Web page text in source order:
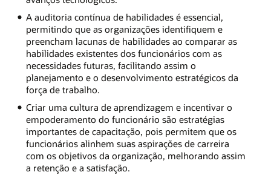
A auditoria contínua de habilidades é essencial,
permitindo que as organizações identifiquem e
preencham lacunas de habilidades ao comparar as
habilidades existentes dos funcionários com as
necessidades futuras, facilitando assim o
planejamento e o desenvolvimento estratégicos da
força de trabalho.
Criar uma cultura de aprendizagem e incentivar o
empoderamento do funcionário são estratégias
importantes de capacitação, pois permitem que os
funcionários alinhem suas aspirações de carreira
com os objetivos da organização, melhorando assim
a retenção e a satisfação.